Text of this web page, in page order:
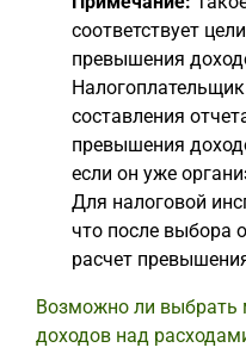
соответствует
превышения
составления
превышения
если он уже
Для налоговой
что после выбора
расчет
Возможно ли выбрать
доходов над